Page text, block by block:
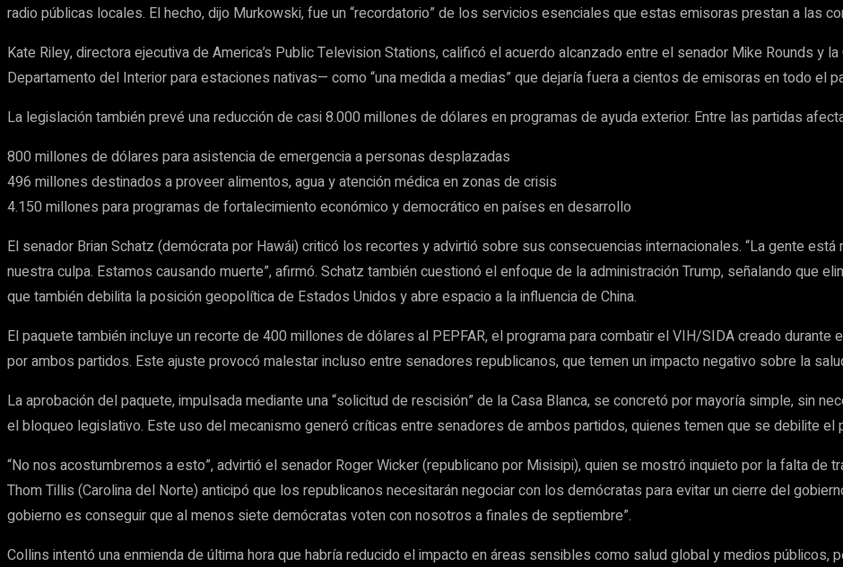
radio públicas locales. El hecho, dijo Murkowski, fue un “recordatorio” de los servicios esenciales que estas emisoras prestan a las
Kate Riley, directora ejecutiva de America’s Public Television Stations, calificó el acuerdo alcanzado entre el senador Mike Rounds y
Departamento del Interior para estaciones nativas— como “una medida a medias” que dejaría fuera a cientos de emisoras en todo el
La legislación también prevé una reducción de casi 8.000 millones de dólares en programas de ayuda exterior. Entre las partidas
800 millones de dólares para asistencia de emergencia a personas desplazadas
496 millones destinados a proveer alimentos, agua y atención médica en zonas de crisis
4.150 millones para programas de fortalecimiento económico y democrático en países en desarrollo
El senador Brian Schatz (demócrata por Hawái) criticó los recortes y advirtió sobre sus consecuencias internacionales. “La gente
nuestra culpa. Estamos causando muerte”, afirmó. Schatz también cuestionó el enfoque de la administración Trump, señalando que
que también debilita la posición geopolítica de Estados Unidos y abre espacio a la influencia de China.
El paquete también incluye un recorte de 400 millones de dólares al PEPFAR, el programa para combatir el VIH/SIDA creado durante
por ambos partidos. Este ajuste provocó malestar incluso entre senadores republicanos, que temen un impacto negativo sobre la
La aprobación del paquete, impulsada mediante una “solicitud de rescisión” de la Casa Blanca, se concretó por mayoría simple, sin
el bloqueo legislativo. Este uso del mecanismo generó críticas entre senadores de ambos partidos, quienes temen que se debilite el
“No nos acostumbremos a esto”, advirtió el senador Roger Wicker (republicano por Misisipi), quien se mostró inquieto por la falta de
Thom Tillis (Carolina del Norte) anticipó que los republicanos necesitarán negociar con los demócratas para evitar un cierre del
gobierno es conseguir que al menos siete demócratas voten con nosotros a finales de septiembre”.
Collins intentó una enmienda de última hora que habría reducido el impacto en áreas sensibles como salud global y medios